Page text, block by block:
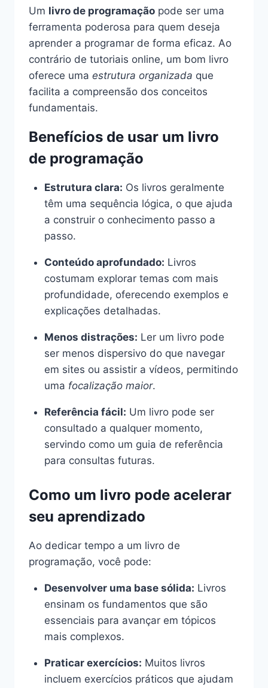
Um livro de programação pode ser uma
ferramenta poderosa para quem deseja
aprender a programar de forma eficaz. Ao
contrário de tutoriais online, um bom livro
oferece uma estrutura organizada que
facilita a compreensão dos conceitos
fundamentais.
Benefícios de usar um livro
de programação
Estrutura clara: Os livros geralmente
têm uma sequência lógica, o que ajuda
a construir o conhecimento passo a
passo.
Conteúdo aprofundado: Livros
costumam explorar temas com mais
profundidade, oferecendo exemplos e
explicações detalhadas.
Menos distrações: Ler um livro pode
ser menos dispersivo do que navegar
em sites ou assistir a vídeos, permitindo
uma focalização maior.
Referência fácil: Um livro pode ser
consultado a qualquer momento,
servindo como um guia de referência
para consultas futuras.
Como um livro pode acelerar
seu aprendizado
Ao dedicar tempo a um livro de
programação, você pode:
Desenvolver uma base sólida: Livros
ensinam os fundamentos que são
essenciais para avançar em tópicos
mais complexos.
Praticar exercícios: Muitos livros
incluem exercícios práticos que ajudam